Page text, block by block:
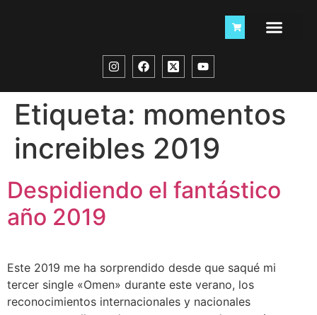
Etiqueta: momentos
increibles 2019
Despidiendo el fantástico
año 2019
Este 2019 me ha sorprendido desde que saqué mi
tercer single «Omen» durante este verano, los
reconocimientos internacionales y nacionales